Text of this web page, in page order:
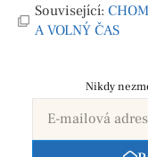
Související:
A VOLNÝ ČAS
Nikdy